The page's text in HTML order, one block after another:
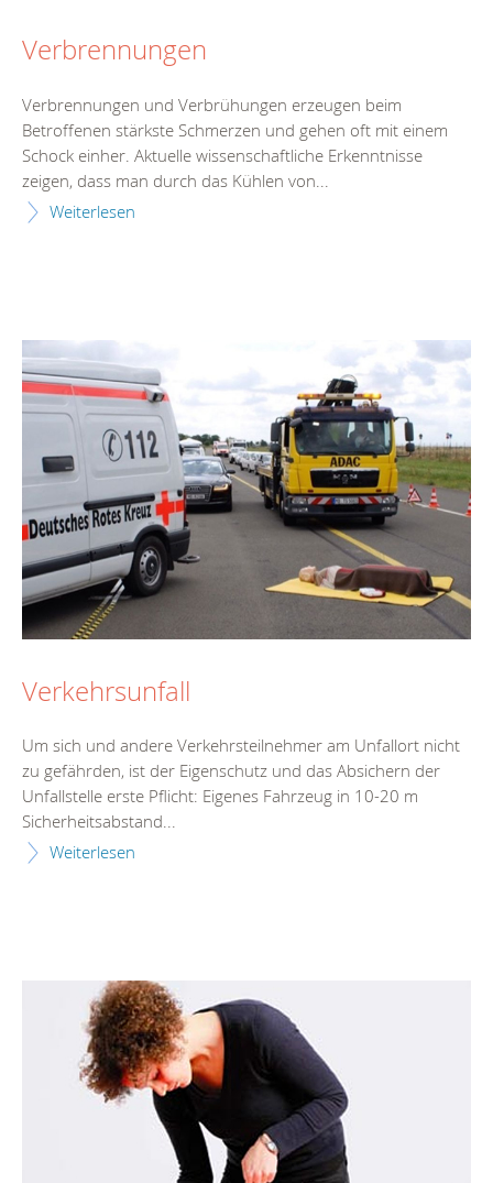
Verbrennungen
Verbrennungen und Verbrühungen erzeugen beim
Betroffenen stärkste Schmerzen und gehen oft mit einem
Schock einher. Aktuelle wissenschaftliche Erkenntnisse
zeigen, dass man durch das Kühlen von...
Weiterlesen
Verkehrsunfall
Um sich und andere Verkehrsteilnehmer am Unfallort nicht
zu gefährden, ist der Eigenschutz und das Absichern der
Unfallstelle erste Pflicht: Eigenes Fahrzeug in 10-20 m
Sicherheitsabstand...
Weiterlesen